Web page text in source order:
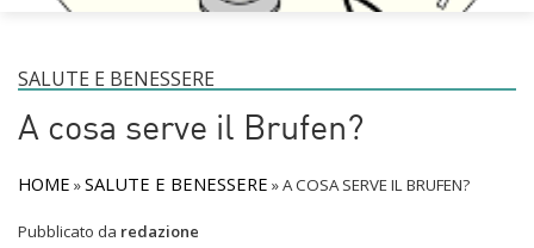
SALUTE E BENESSERE
A cosa serve il Brufen?
HOME »SALUTE E BENESSERE »A COSA SERVE IL BRUFEN?
Pubblicato da redazione